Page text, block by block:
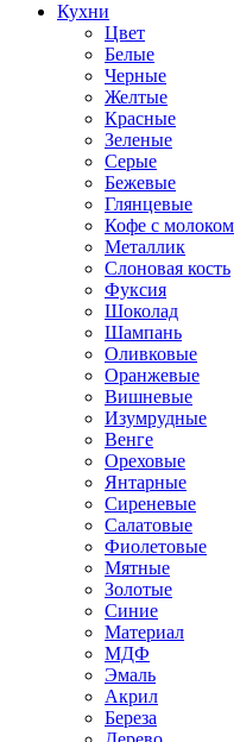
Кухни
Цвет
Белые
Черные
Желтые
Красные
Зеленые
Серые
Бежевые
Глянцевые
Кофе с молоком
Металлик
Слоновая кость
Фуксия
Шоколад
Шампань
Оливковые
Оранжевые
Вишневые
Изумрудные
Венге
Ореховые
Янтарные
Сиреневые
Салатовые
Фиолетовые
Мятные
Золотые
Синие
Материал
МДФ
Эмаль
Акрил
Береза